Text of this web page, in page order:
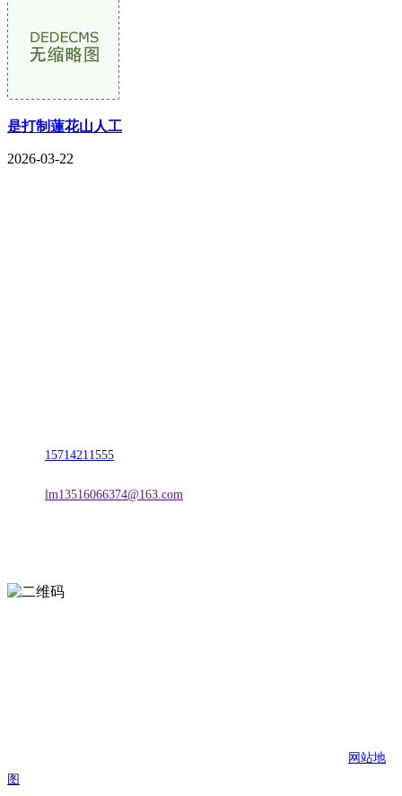
是打制蓮花山人工
2026-03-22
15714211555
lm13516066374@163.com
网站地
图